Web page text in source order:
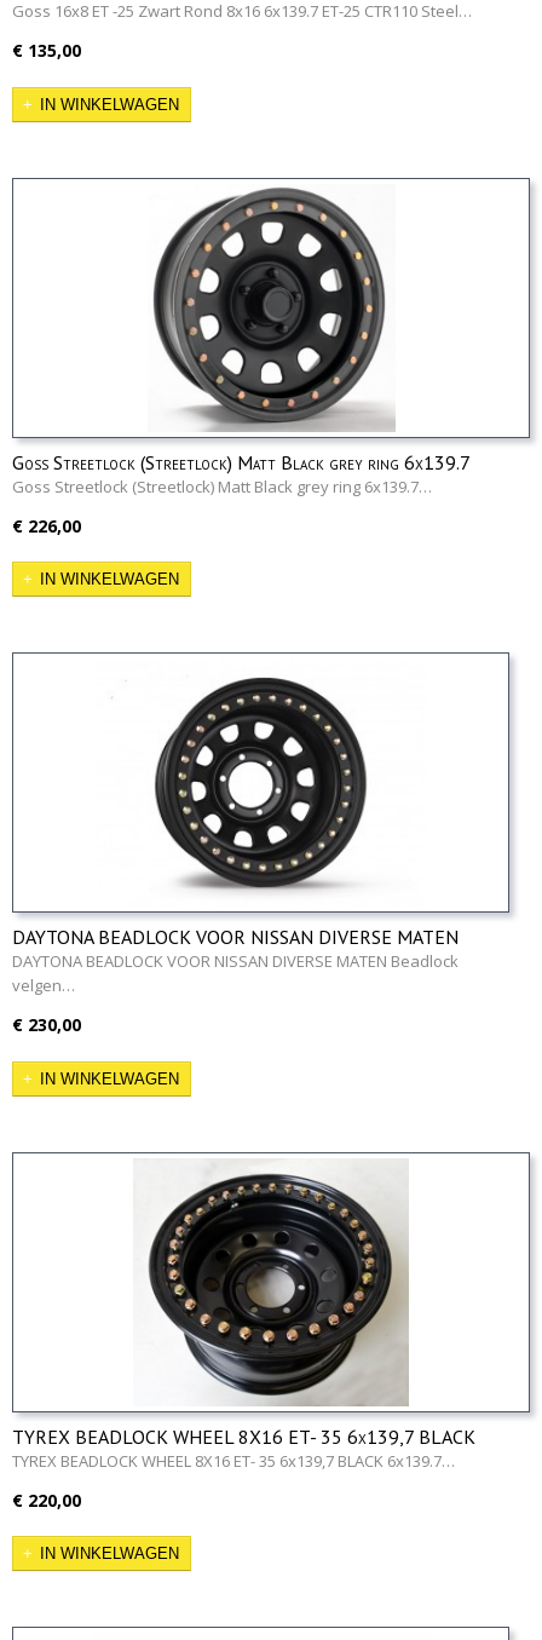
Goss 16x8 ET -25 Zwart Rond 8x16 6x139.7 ET-25 CTR110 Steel…
€ 135,00
IN WINKELWAGEN
Goss Streetlock (Streetlock) Matt Black grey ring 6x139.7
Goss Streetlock (Streetlock) Matt Black grey ring 6x139.7…
€ 226,00
IN WINKELWAGEN
DAYTONA BEADLOCK VOOR NISSAN DIVERSE MATEN
DAYTONA BEADLOCK VOOR NISSAN DIVERSE MATEN Beadlock
velgen…
€ 230,00
IN WINKELWAGEN
TYREX BEADLOCK WHEEL 8X16 ET- 35 6x139,7 BLACK
TYREX BEADLOCK WHEEL 8X16 ET- 35 6x139,7 BLACK 6x139.7…
€ 220,00
IN WINKELWAGEN